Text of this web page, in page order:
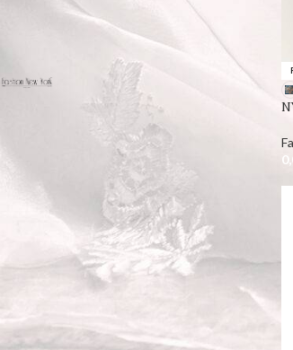
Fashion NewYork